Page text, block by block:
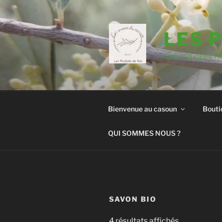
Aller
au
contenu
LES
Cosmétiques
Bienvenue au casoun
QUI SOMMES NOUS ?
SAVON BIO